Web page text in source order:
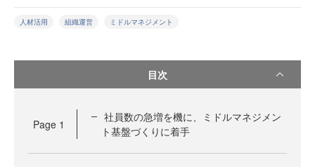
人材活用 組織運営 ミドルマネジメント
目次
Page 1
社員数の急増を機に、ミドルマネジメン
ト基盤づくりに着手